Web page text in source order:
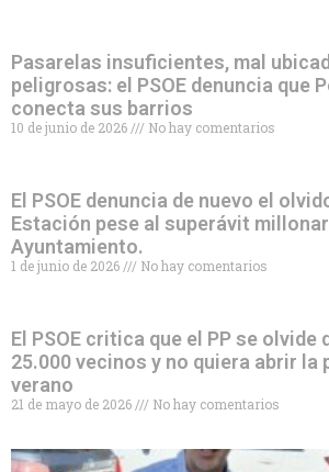
Pasarelas insuficientes, mal
peligrosas: el PSOE denuncia que
conecta sus barrios
10 de junio de 2026 No hay comentarios
El PSOE denuncia de nuevo el
Estación pese al superávit
Ayuntamiento.
1 de junio de 2026 No hay comentarios
El PSOE critica que el PP se olvide
25.000 vecinos y no quiera abrir la
verano
21 de mayo de 2026 No hay comentarios